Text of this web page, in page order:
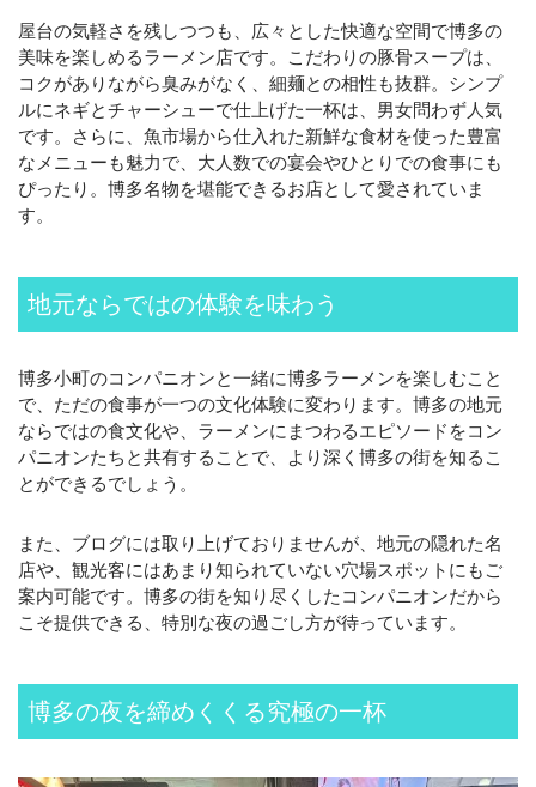
屋台の気軽さを残しつつも、広々とした快適な空間で博多の
美味を楽しめるラーメン店です。こだわりの豚骨スープは、
コクがありながら臭みがなく、細麺との相性も抜群。シンプ
ルにネギとチャーシューで仕上げた一杯は、男女問わず人気
です。さらに、魚市場から仕入れた新鮮な食材を使った豊富
なメニューも魅力で、大人数での宴会やひとりでの食事にも
ぴったり。博多名物を堪能できるお店として愛されていま
す。
地元ならではの体験を味わう
博多小町のコンパニオンと一緒に博多ラーメンを楽しむこと
で、ただの食事が一つの文化体験に変わります。博多の地元
ならではの食文化や、ラーメンにまつわるエピソードをコン
パニオンたちと共有することで、より深く博多の街を知るこ
とができるでしょう。
また、ブログには取り上げておりませんが、地元の隠れた名
店や、観光客にはあまり知られていない穴場スポットにもご
案内可能です。博多の街を知り尽くしたコンパニオンだから
こそ提供できる、特別な夜の過ごし方が待っています。
博多の夜を締めくくる究極の一杯